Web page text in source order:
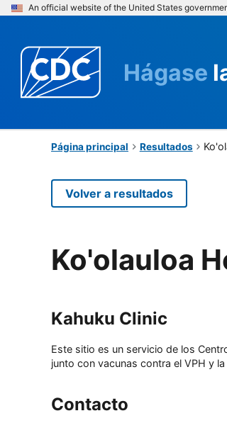
An official website of the United States
Hágase
Página principal Resultados
Volver a resultados
Ko'olauloa
Kahuku Clinic
Este sitio es un servicio de los
junto con vacunas contra el VPH y
Contacto